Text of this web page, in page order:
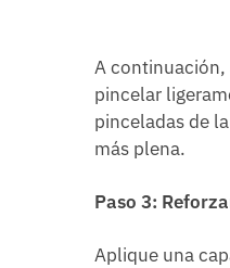
A continuación,
pincelar
pinceladas de
más plena.
Paso 3:
Aplique una